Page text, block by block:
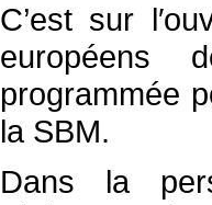
C’est sur
européens
programmée
la SBM.
Dans la